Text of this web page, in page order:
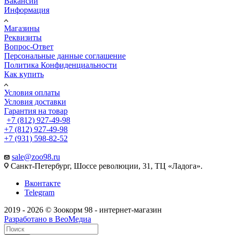
Информация
Магазины
Реквизиты
Вопрос-Ответ
Персональные данные соглашение
Политика Конфиденциальности
Как купить
Условия оплаты
Условия доставки
Гарантия на товар
+7 (812) 927-49-98
+7 (812) 927-49-98
+7 (931) 598-82-52
sale@zoo98.ru
Санкт-Петербург, Шоссе революции, 31, ТЦ «Ладога».
Вконтакте
Telegram
2019 - 2026 © Зоокорм 98 - интернет-магазин
Разработано в ВеоМедиа